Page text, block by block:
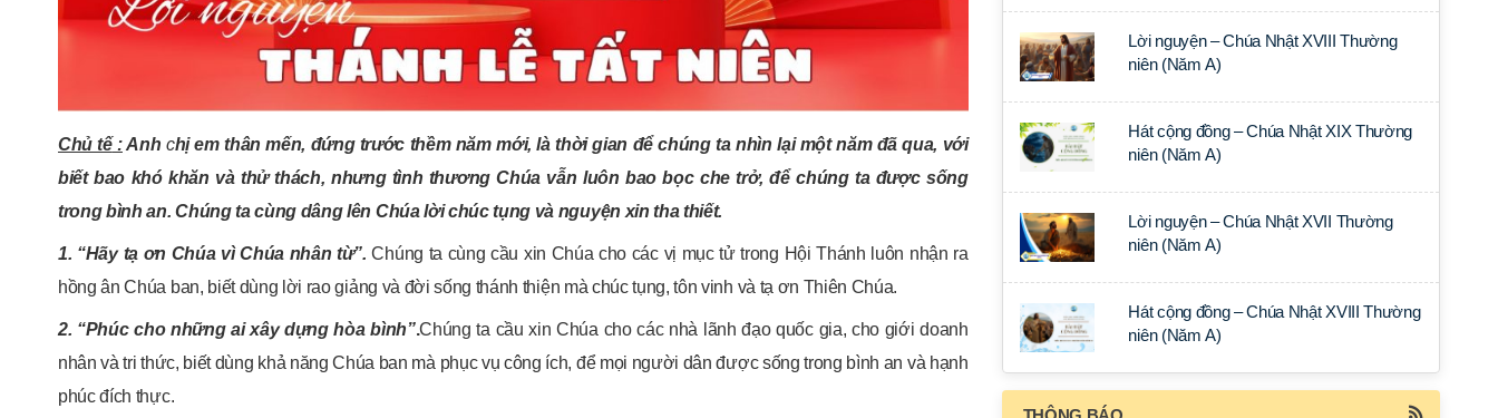
Chủ tế:Anh chị em thân mến, đứng trước thềm năm mới, là thời gian để chúng ta nhìn lại một năm đã qua, với
biết bao khó khăn và thử thách, nhưng tình thương Chúa vẫn luôn bao bọc che trở, để chúng ta được sống
trong bình an. Chúng ta cùng dâng lên Chúa lời chúc tụng và nguyện xin tha thiết.
1. “Hãy tạ ơn Chúa vì Chúa nhân từ”.Chúng ta cùng cầu xin Chúa cho các vị mục tử trong Hội Thánh luôn nhận ra
hồng ân Chúa ban, biết dùng lời rao giảng và đời sống thánh thiện mà chúc tụng, tôn vinh và tạ ơn Thiên Chúa.
2. “Phúc cho những ai xây dựng hòa bình”.Chúng ta cầu xin Chúa cho các nhà lãnh đạo quốc gia, cho giới doanh
nhân và tri thức, biết dùng khả năng Chúa ban mà phục vụ công ích, để mọi người dân được sống trong bình an và hạnh
phúc đích thực.
Lời nguyện – Chúa Nhật XVIII Thường
niên (Năm A)
Hát cộng đồng – Chúa Nhật XIX Thường
niên (Năm A)
Lời nguyện – Chúa Nhật XVII Thường
niên (Năm A)
Hát cộng đồng – Chúa Nhật XVIII Thường
niên (Năm A)